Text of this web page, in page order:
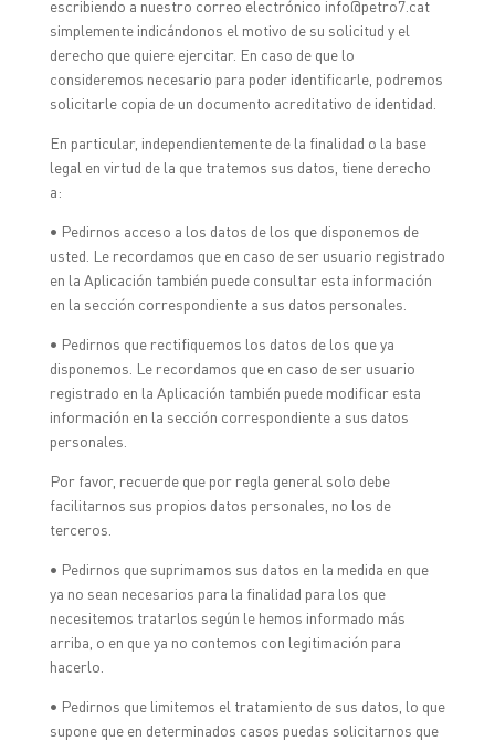
escribiendo a nuestro correo electrónico info@petro7.cat
simplemente indicándonos el motivo de su solicitud y el
derecho que quiere ejercitar. En caso de que lo
consideremos necesario para poder identificarle, podremos
solicitarle copia de un documento acreditativo de identidad.
En particular, independientemente de la finalidad o la base
legal en virtud de la que tratemos sus datos, tiene derecho
a:
• Pedirnos acceso a los datos de los que disponemos de
usted. Le recordamos que en caso de ser usuario registrado
en la Aplicación también puede consultar esta información
en la sección correspondiente a sus datos personales.
• Pedirnos que rectifiquemos los datos de los que ya
disponemos. Le recordamos que en caso de ser usuario
registrado en la Aplicación también puede modificar esta
información en la sección correspondiente a sus datos
personales.
Por favor, recuerde que por regla general solo debe
facilitarnos sus propios datos personales, no los de
terceros.
• Pedirnos que suprimamos sus datos en la medida en que
ya no sean necesarios para la finalidad para los que
necesitemos tratarlos según le hemos informado más
arriba, o en que ya no contemos con legitimación para
hacerlo.
• Pedirnos que limitemos el tratamiento de sus datos, lo que
supone que en determinados casos puedas solicitarnos que